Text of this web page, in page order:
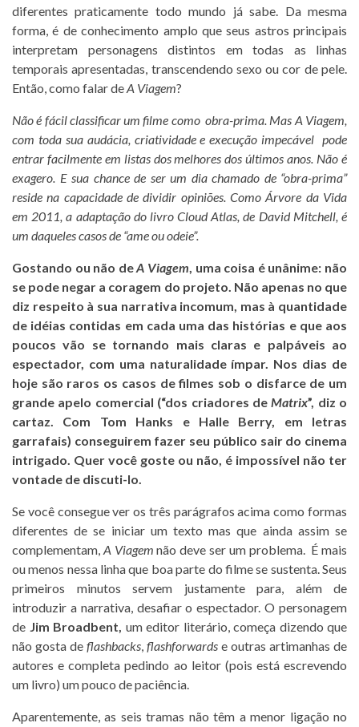
diferentes praticamente todo mundo já sabe. Da mesma
forma, é de conhecimento amplo que seus astros principais
interpretam personagens distintos em todas as linhas
temporais apresentadas, transcendendo sexo ou cor de pele.
Então, como falar deA Viagem?
Não é fácil classificar um filme como obra-prima. Mas A Viagem,
com toda sua audácia, criatividade e execução impecável pode
entrar facilmente em listas dos melhores dos últimos anos. Não é
exagero. E sua chance de ser um dia chamado de “obra-prima”
reside na capacidade de dividir opiniões. Como Árvore da Vida
em 2011, a adaptação do livro Cloud Atlas, de David Mitchell, é
um daqueles casos de “ame ou odeie”.
Gostando ou não deA Viagem, uma coisa é unânime: não
se pode negar a coragem do projeto. Não apenas no que
diz respeito à sua narrativa incomum, mas à quantidade
de idéias contidas em cada uma das histórias e que aos
poucos vão se tornando mais claras e palpáveis ao
espectador, com uma naturalidade ímpar. Nos dias de
hoje são raros os casos de filmes sob o disfarce de um
grande apelo comercial (“dos criadores deMatrix”, diz o
cartaz. Com Tom Hanks e Halle Berry, em letras
garrafais) conseguirem fazer seu público sair do cinema
intrigado. Quer você goste ou não, é impossível não ter
vontade de discuti-lo.
Se você consegue ver os três parágrafos acima como formas
diferentes de se iniciar um texto mas que ainda assim se
complementam, A Viagem não deve ser um problema. É mais
ou menos nessa linha que boa parte do filme se sustenta. Seus
primeiros minutos servem justamente para, além de
introduzir a narrativa, desafiar o espectador. O personagem
de Jim Broadbent, um editor literário, começa dizendo que
não gosta de flashbacks, flashforwards e outras artimanhas de
autores e completa pedindo ao leitor (pois está escrevendo
um livro) um pouco de paciência.
Aparentemente, as seis tramas não têm a menor ligação no